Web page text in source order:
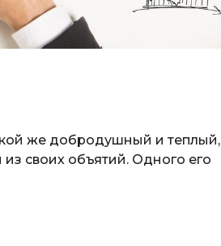
же добродушный и теплый,
своих объятий. Одного его